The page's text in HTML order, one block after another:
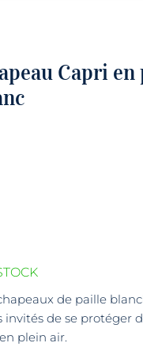
Capri
de paille
invités de se protéger
plein air.